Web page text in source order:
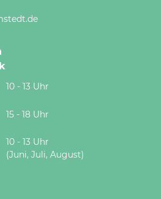
10 - 13 Uhr
15 - 18 Uhr
10 - 13 Uhr
(Juni, Juli, August)